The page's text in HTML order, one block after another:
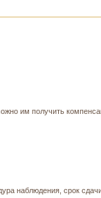
им получить
наблюдения, срок